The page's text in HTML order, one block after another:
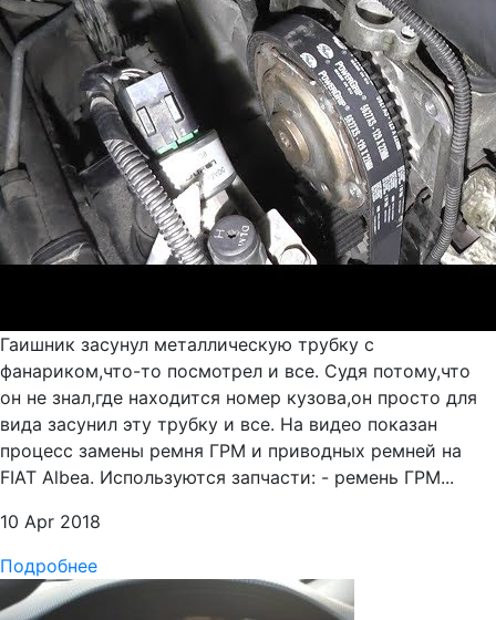
Гаишник засунул металлическую трубку с
фанариком,что-то посмотрел и все. Судя потому,что
он не знал,где находится номер кузова,он просто для
вида засунил эту трубку и все. На видео показан
процесс замены ремня ГРМ и приводных ремней на
FIAT Albea. Используются запчасти: - ремень ГРМ...
10 Apr 2018
Подробнее